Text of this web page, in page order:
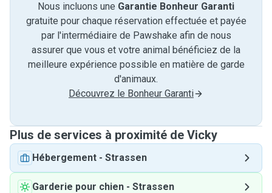
Nous incluons une Garantie Bonheur Garanti
gratuite pour chaque réservation effectuée et payée
par l'intermédiaire de Pawshake afin de nous
assurer que vous et votre animal bénéficiez de la
meilleure expérience possible en matière de garde
d'animaux.
Découvrez le Bonheur Garanti
Plus de services à proximité de Vicky
Hébergement - Strassen
Garderie pour chien - Strassen